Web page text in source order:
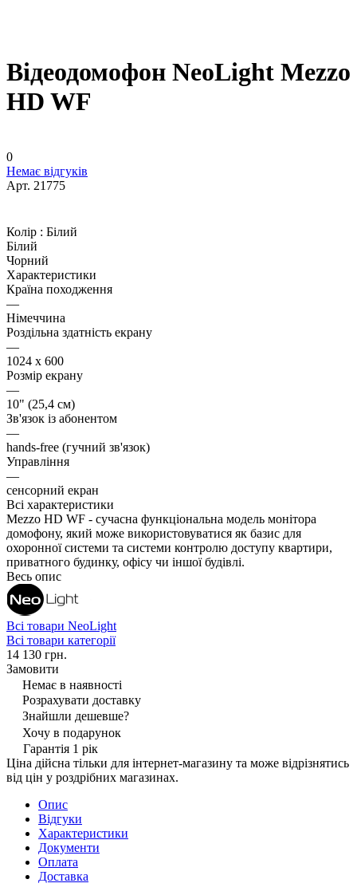
Відеодомофон NeoLight Mezzo
HD WF
0
Немає відгуків
Арт. 21775
Колір : Білий
Білий
Чорний
Характеристики
Країна походження
—
Німеччина
Роздільна здатність екрану
—
1024 x 600
Розмір екрану
—
10" (25,4 см)
Зв'язок із абонентом
—
hands-free (гучний зв'язок)
Управління
—
сенсорний екран
Всі характеристики
Mezzo HD WF - сучасна функціональна модель монітора
домофону, який може використовуватися як базис для
охоронної системи та системи контролю доступу квартири,
приватного будинку, офісу чи іншої будівлі.
Весь опис
Всі товари NeoLight
Всі товари категорії
14 130 грн.
Замовити
Немає в наявності
Розрахувати доставку
Знайшли дешевше?
Хочу в подарунок
Гарантія 1 рік
Ціна дійсна тільки для інтернет-магазину та може відрізнятись
від цін у роздрібних магазинах.
Опис
Відгуки
Характеристики
Документи
Оплата
Доставка